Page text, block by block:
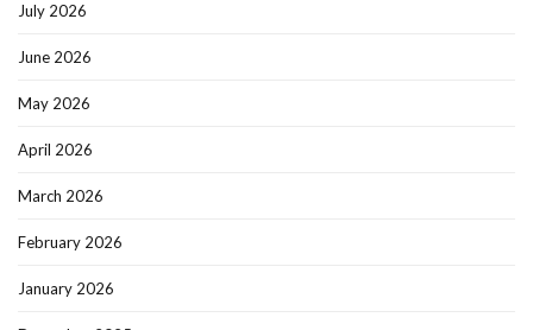
July 2026
June 2026
May 2026
April 2026
March 2026
February 2026
January 2026